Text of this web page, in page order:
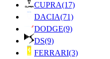
CUPRA(17)
DACIA(71)
DODGE(9)
DS(9)
FERRARI(3)